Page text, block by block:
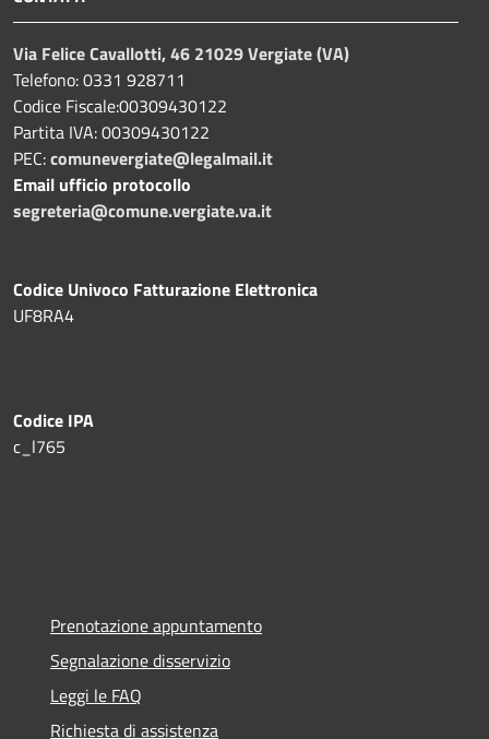
Via Felice Cavallotti, 46 21029 Vergiate (VA)
Telefono: 0331 928711
Codice Fiscale:00309430122
Partita IVA: 00309430122
PEC:comunevergiate@legalmail.it
Email ufficio protocollo
segreteria@comune.vergiate.va.it
Codice Univoco Fatturazione Elettronica
UF8RA4
Codice IPA
c_l765
Prenotazione appuntamento
Segnalazione disservizio
Leggi le FAQ
Richiesta di assistenza